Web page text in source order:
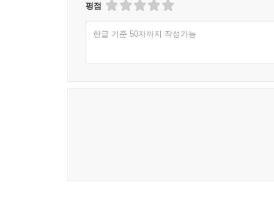
평점
한글 기준 50자까지 작성가능